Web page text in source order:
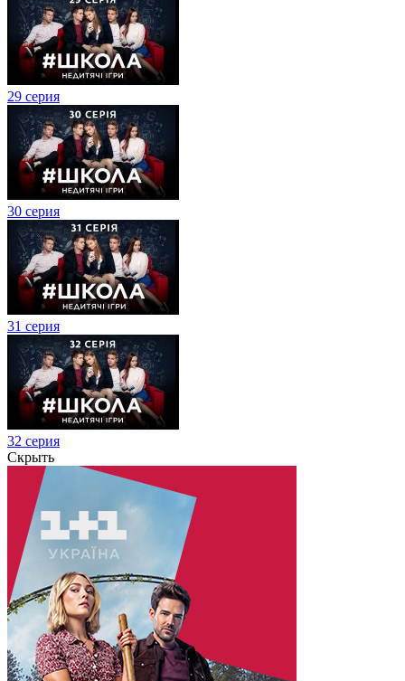
29 серия
30 серия
31 серия
32 серия
Скрыть